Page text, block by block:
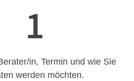
1
in, Termin und wie Sie
werden möchten.